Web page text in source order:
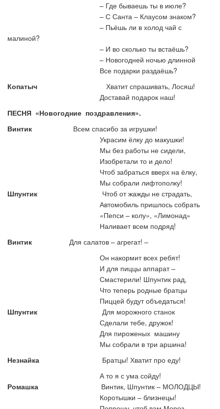
– Где бываешь ты в июле?
– С Санта – Клаусом знаком?
– Пьёшь ли в холод чай с
малиной?
– И во сколько ты встаёшь?
– Новогодней ночью длинной
Все подарки раздаёшь?
Копатыч
Хватит спрашивать, Лосяш!
Доставай подарок наш!
ПЕСНЯ «Новогодние поздравления».
Винтик
Всем спасибо за игрушки!
Украсим ёлку до макушки!
Мы без работы не сидели,
Изобретали то и дело!
Чтоб забраться вверх на ёлку,
Мы собрали лифтополку!
Шпунтик
Чтоб от жажды не страдать,
Автомобиль пришлось собрать
«Пепси – колу», «Лимонад»
Наливает всем подряд!
Винтик
Для салатов – агрегат! –
Он накормит всех ребят!
И для пиццы аппарат –
Смастерили! Шпунтик рад,
Что теперь родные братцы
Пиццей будут объедаться!
Шпунтик
Для морожного станок
Сделали тебе, дружок!
Для пироженых машину
Мы собрали в три аршина!
Незнайка
Братцы! Хватит про еду!
А то я с ума сойду!
Ромашка
Винтик, Шпунтик – МОЛОДЦЫ!
Коротышки – близнецы!